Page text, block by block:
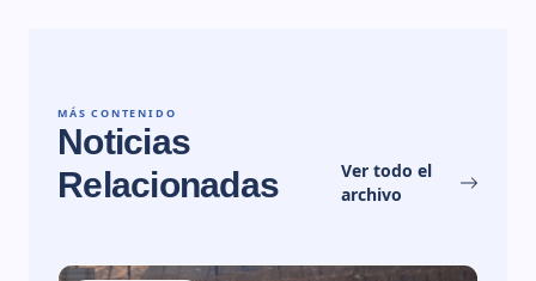
MÁS CONTENIDO
Noticias
Relacionadas
Ver todo el
archivo